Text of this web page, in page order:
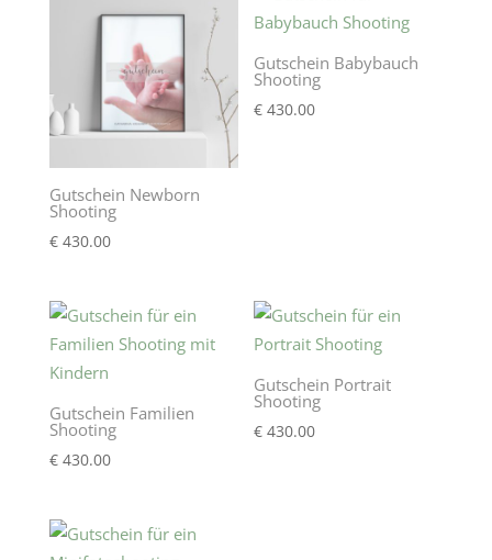
Gutschein Newborn
Shooting
€430.00
Gutschein Babybauch
Shooting
€ 430.00
Gutschein Familien
Shooting
€430.00
Gutschein Portrait
Shooting
€ 430.00